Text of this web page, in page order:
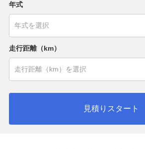
年式
走行距離（km）
見積りスタート